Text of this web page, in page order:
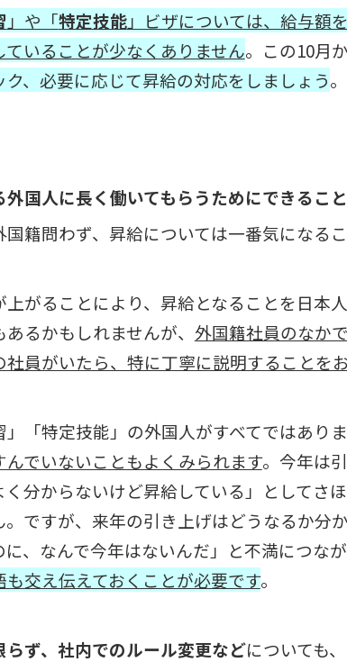
」や「特定技能」ビザについては、給与額
ていることが少なくありません。この10月
ク、必要に応じて昇給の対応をしましょう。
国人に長く働いてもらうためにできるこ
国籍問わず、昇給については一番気になる
上がることにより、昇給となることを日本
るかもしれませんが、 外国籍社員のなか
社員がいたら、特に丁寧に説明することを
」「特定技能」の外国人がすべてではありま
んでいないこともよくみられます。今年は
く分からないけど昇給している」としてさ
。ですが、来年の引き上げはどうなるか分
に、なんで今年はないんだ」と不満につな
も交え伝えておくことが必要です。
らず、社内でのルール変更などについても